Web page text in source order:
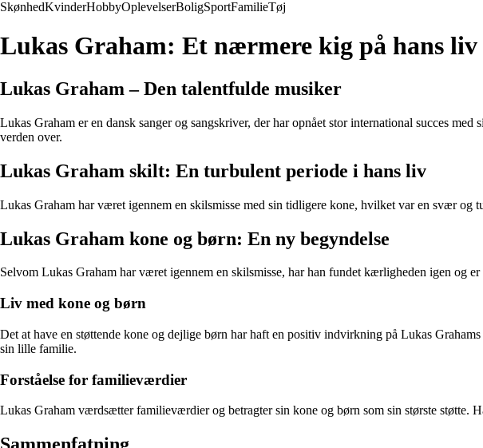
SkønhedKvinderHobbyOplevelserBoligSportFamilieTøj
Lukas Graham: Et nærmere kig på hans
Lukas Graham – Den talentfulde musiker
Lukas Graham er en dansk sanger og sangskriver, der har opnået stor international succes
verden over.
Lukas Graham skilt: En turbulent periode i hans liv
Lukas Graham har været igennem en skilsmisse med sin tidligere kone, hvilket var en svær
Lukas Graham kone og børn: En ny begyndelse
Selvom Lukas Graham har været igennem en skilsmisse, har han fundet kærligheden igen og
Liv med kone og børn
Det at have en støttende kone og dejlige børn har haft en positiv indvirkning på Lukas
sin lille familie.
Forståelse for familieværdier
Lukas Graham værdsætter familieværdier og betragter sin kone og børn som sin største støtte.